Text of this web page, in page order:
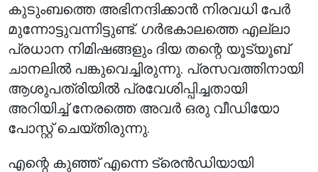
കുടുംബത്തെ അഭിനന്ദിക്കാൻ നിരവധി പേർ
മുന്നോട്ടുവന്നിട്ടുണ്ട്. ഗർഭകാലത്തെ എല്ലാ
പ്രധാന നിമിഷങ്ങളും ദിയ തന്റെ യൂട്യൂബ്
ചാനലിൽ പങ്കുവെച്ചിരുന്നു. പ്രസവത്തിനായി
ആശുപത്രിയിൽ പ്രവേശിപ്പിച്ചതായി
അറിയിച്ച് നേരത്തെ അവർ ഒരു വീഡിയോ
പോസ്റ്റ് ചെയ്തിരുന്നു.
എന്റെ കുഞ്ഞ് എന്നെ ട്രെൻഡിയായി